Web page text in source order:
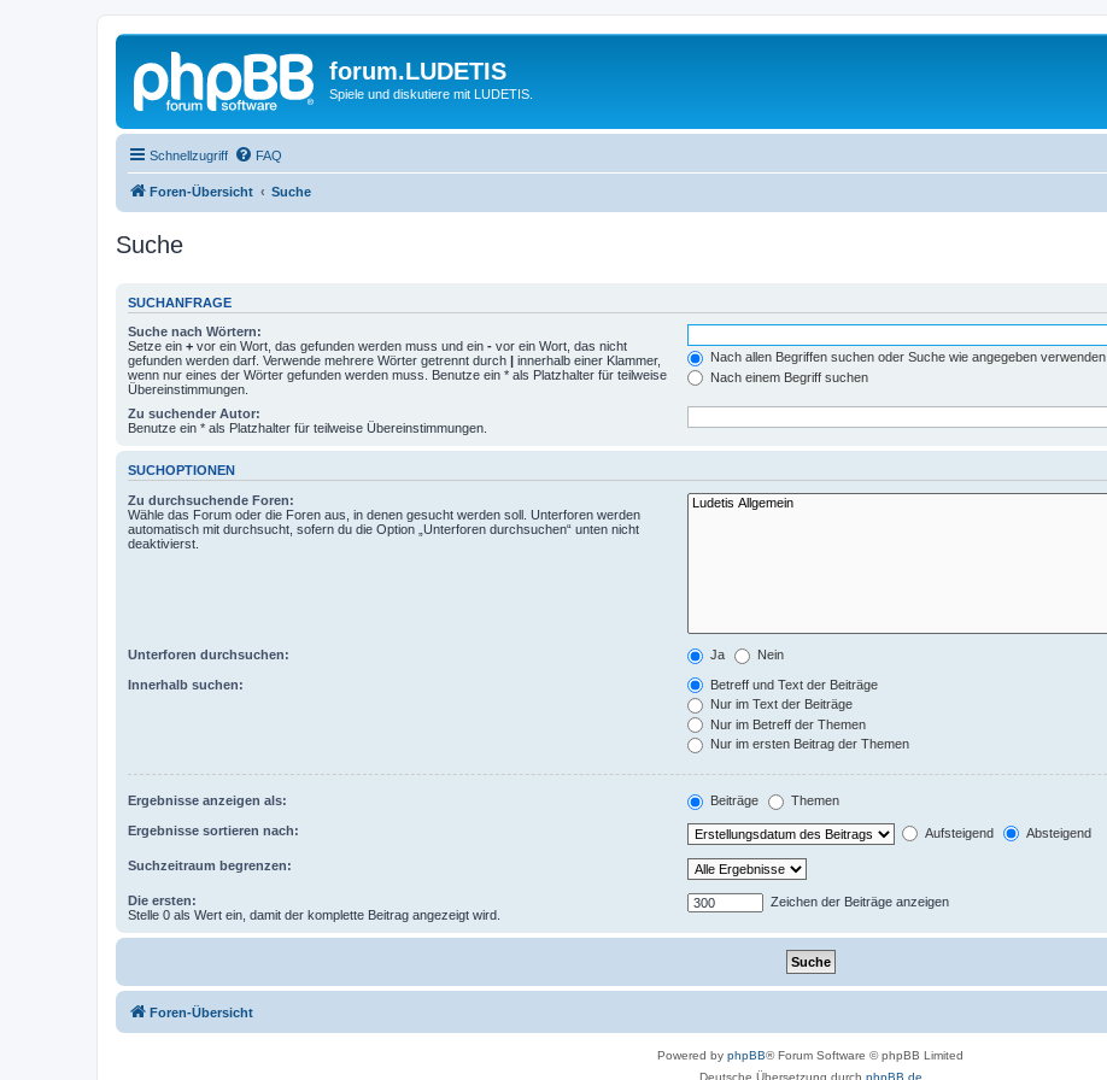
forum.LUDETIS
Spiele und diskutiere mit LUDETIS.
Schnellzugriff FAQ
Foren-Übersicht Suche
Suche
SUCHANFRAGE
Suche nach Wörtern:
Setze ein + vor ein Wort, das gefunden werden muss und ein - vor ein Wort, das nicht
gefunden werden darf. Verwende mehrere Wörter getrennt durch | innerhalb einer Klammer,
wenn nur eines der Wörter gefunden werden muss. Benutze ein * als Platzhalter für teilweise
Übereinstimmungen.
Nach allen Begriffen suchen oder Suche wie angegeben verwenden
Nach einem Begriff suchen
Zu suchender Autor:
Benutze ein * als Platzhalter für teilweise Übereinstimmungen.
SUCHOPTIONEN
Zu durchsuchende Foren:
Wähle das Forum oder die Foren aus, in denen gesucht werden soll. Unterforen werden
automatisch mit durchsucht, sofern du die Option „Unterforen durchsuchen“ unten nicht
deaktivierst.
Unterforen durchsuchen: Ja Nein
Innerhalb suchen:
Betreff und Text der Beiträge
Nur im Text der Beiträge
Nur im Betreff der Themen
Nur im ersten Beitrag der Themen
Ergebnisse anzeigen als: Beiträge Themen
Ergebnisse sortieren nach: Aufsteigend Absteigend
Suchzeitraum begrenzen:
Die ersten:
Stelle 0 als Wert ein, damit der komplette Beitrag angezeigt wird.
Zeichen der Beiträge anzeigen
Foren-Übersicht
Powered by phpBB® Forum Software © phpBB Limited
Deutsche Übersetzung durch phpBB.de